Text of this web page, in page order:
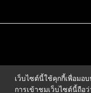
เว็บไซต์นี้ใช้คุกกี้เพื่อมอ
การเข้าชมเว็บไซต์นี้ถือ